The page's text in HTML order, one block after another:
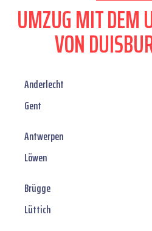
UMZUG MIT DEM
VON
Anderlecht
Gent
Antwerpen
Löwen
Brügge
Lüttich